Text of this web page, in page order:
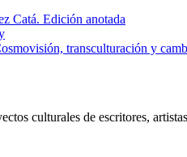
Catá. Edición anotada
transculturación y
culturales de escritores,